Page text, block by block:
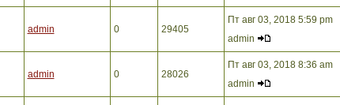
admin 0 29405
Пт авг 03, 2018 5:59 pm
admin
admin 0 28026
Пт авг 03, 2018 8:36 am
admin